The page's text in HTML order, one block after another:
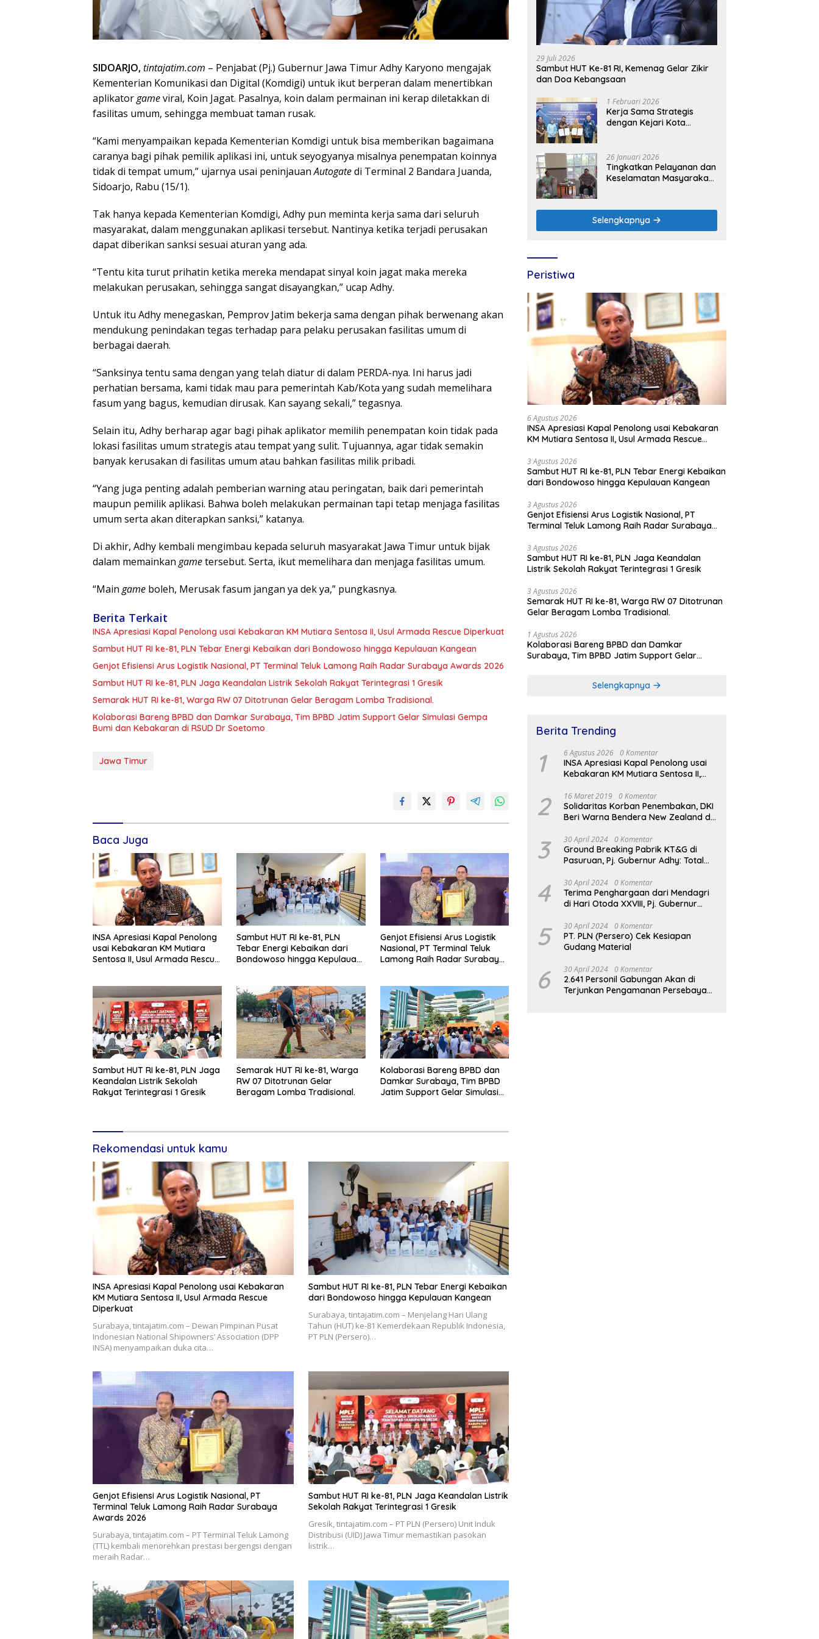
SIDOARJO,tintajatim.com – Penjabat (Pj.) Gubernur Jawa Timur Adhy Karyono mengajak
Kementerian Komunikasi dan Digital (Komdigi) untuk ikut berperan dalam menertibkan
aplikatorgameviral, Koin Jagat. Pasalnya, koin dalam permainan ini kerap diletakkan di
fasilitas umum, sehingga membuat taman rusak.
“Kami menyampaikan kepada Kementerian Komdigi untuk bisa memberikan bagaimana
caranya bagi pihak pemilik aplikasi ini, untuk seyogyanya misalnya penempatan koinnya
tidak di tempat umum,” ujarnya usai peninjauanAutogatedi Terminal 2 Bandara Juanda,
Sidoarjo, Rabu (15/1).
Tak hanya kepada Kementerian Komdigi, Adhy pun meminta kerja sama dari seluruh
masyarakat, dalam menggunakan aplikasi tersebut. Nantinya ketika terjadi perusakan
dapat diberikan sanksi sesuai aturan yang ada.
“Tentu kita turut prihatin ketika mereka mendapat sinyal koin jagat maka mereka
melakukan perusakan, sehingga sangat disayangkan,” ucap Adhy.
Untuk itu Adhy menegaskan, Pemprov Jatim bekerja sama dengan pihak berwenang akan
mendukung penindakan tegas terhadap para pelaku perusakan fasilitas umum di
berbagai daerah.
“Sanksinya tentu sama dengan yang telah diatur di dalam PERDA-nya. Ini harus jadi
perhatian bersama, kami tidak mau para pemerintah Kab/Kota yang sudah memelihara
fasum yang bagus, kemudian dirusak. Kan sayang sekali,” tegasnya.
Selain itu, Adhy berharap agar bagi pihak aplikator memilih penempatan koin tidak pada
lokasi fasilitas umum strategis atau tempat yang sulit. Tujuannya, agar tidak semakin
banyak kerusakan di fasilitas umum atau bahkan fasilitas milik pribadi.
“Yang juga penting adalah pemberian warning atau peringatan, baik dari pemerintah
maupun pemilik aplikasi. Bahwa boleh melakukan permainan tapi tetap menjaga fasilitas
umum serta akan diterapkan sanksi,” katanya.
Di akhir, Adhy kembali mengimbau kepada seluruh masyarakat Jawa Timur untuk bijak
dalam memainkan gametersebut. Serta, ikut memelihara dan menjaga fasilitas umum.
“Main game boleh, Merusak fasum jangan ya dek ya,” pungkasnya.
Berita Terkait
INSA Apresiasi Kapal Penolong usai Kebakaran KM Mutiara Sentosa II, Usul Armada Rescue Diperkuat
Sambut HUT RI ke-81, PLN Tebar Energi Kebaikan dari Bondowoso hingga Kepulauan Kangean
Genjot Efisiensi Arus Logistik Nasional, PT Terminal Teluk Lamong Raih Radar Surabaya Awards 2026
Sambut HUT RI ke-81, PLN Jaga Keandalan Listrik Sekolah Rakyat Terintegrasi 1 Gresik
Semarak HUT RI ke-81, Warga RW 07 Ditotrunan Gelar Beragam Lomba Tradisional.
Kolaborasi Bareng BPBD dan Damkar Surabaya, Tim BPBD Jatim Support Gelar Simulasi Gempa
Bumi dan Kebakaran di RSUD Dr Soetomo
Jawa Timur
Baca Juga
INSA Apresiasi Kapal Penolong
usai Kebakaran KM Mutiara
Sentosa II, Usul Armada Rescue
Sambut HUT RI ke-81, PLN
Tebar Energi Kebaikan dari
Bondowoso hingga Kepulauan
Genjot Efisiensi Arus Logistik
Nasional, PT Terminal Teluk
Lamong Raih Radar Surabaya
Sambut HUT RI ke-81, PLN Jaga
Keandalan Listrik Sekolah
Rakyat Terintegrasi 1 Gresik
Semarak HUT RI ke-81, Warga
RW 07 Ditotrunan Gelar
Beragam Lomba Tradisional.
Kolaborasi Bareng BPBD dan
Damkar Surabaya, Tim BPBD
Jatim Support Gelar Simulasi
Rekomendasi untuk kamu
INSA Apresiasi Kapal Penolong usai Kebakaran
KM Mutiara Sentosa II, Usul Armada Rescue
Diperkuat
Surabaya, tintajatim.com – Dewan Pimpinan Pusat
Indonesian National Shipowners’ Association (DPP
INSA) menyampaikan duka cita…
Sambut HUT RI ke-81, PLN Tebar Energi Kebaikan
dari Bondowoso hingga Kepulauan Kangean
Surabaya, tintajatim.com – Menjelang Hari Ulang
Tahun (HUT) ke-81 Kemerdekaan Republik Indonesia,
PT PLN (Persero)…
Genjot Efisiensi Arus Logistik Nasional, PT
Terminal Teluk Lamong Raih Radar Surabaya
Awards 2026
Surabaya, tintajatim.com – PT Terminal Teluk Lamong
(TTL) kembali menorehkan prestasi bergengsi dengan
meraih Radar…
Sambut HUT RI ke-81, PLN Jaga Keandalan Listrik
Sekolah Rakyat Terintegrasi 1 Gresik
Gresik, tintajatim.com – PT PLN (Persero) Unit Induk
Distribusi (UID) Jawa Timur memastikan pasokan
listrik…
29 Juli 2026
Sambut HUT Ke-81 RI, Kemenag Gelar Zikir
dan Doa Kebangsaan
1 Februari 2026
Kerja Sama Strategis
dengan Kejari Kota
Green Enabler di Jawa
Timur
26 Januari 2026
Tingkatkan Pelayanan dan
Keselamatan Masyarakat,
Polres Nganjuk
Selengkapnya
Peristiwa
6 Agustus 2026
INSA Apresiasi Kapal Penolong usai Kebakaran
KM Mutiara Sentosa II, Usul Armada Rescue
3 Agustus 2026
Sambut HUT RI ke-81, PLN Tebar Energi Kebaikan
dari Bondowoso hingga Kepulauan Kangean
3 Agustus 2026
Genjot Efisiensi Arus Logistik Nasional, PT
Terminal Teluk Lamong Raih Radar Surabaya
3 Agustus 2026
Sambut HUT RI ke-81, PLN Jaga Keandalan
Listrik Sekolah Rakyat Terintegrasi 1 Gresik
3 Agustus 2026
Semarak HUT RI ke-81, Warga RW 07 Ditotrunan
Gelar Beragam Lomba Tradisional.
1 Agustus 2026
Kolaborasi Bareng BPBD dan Damkar
Surabaya, Tim BPBD Jatim Support Gelar
Selengkapnya
Berita Trending
1 6 Agustus 2026 0 Komentar
INSA Apresiasi Kapal Penolong usai
Kebakaran KM Mutiara Sentosa II,
2 16 Maret 2019 0 Komentar
Solidaritas Korban Penembakan, DKI
Beri Warna Bendera New Zealand di
3 30 April 2024 0 Komentar
Ground Breaking Pabrik KT&G di
Pasuruan, Pj. Gubernur Adhy: Total
Serap Ribuan Tenaga Kerja
4 30 April 2024 0 Komentar
Terima Penghargaan dari Mendagri
di Hari Otoda XXVIII, Pj. Gubernur
Reformasi Birokrasi Jadi Kunci
Keberhasilan Jatim
5 30 April 2024 0 Komentar
PT. PLN (Persero) Cek Kesiapan
Gudang Material
6 30 April 2024 0 Komentar
2.641 Personil Gabungan Akan di
Terjunkan Pengamanan Persebaya